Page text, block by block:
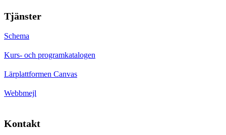
Tjänster
Schema
Kurs- och programkatalogen
Lärplattformen Canvas
Webbmejl
Kontakt